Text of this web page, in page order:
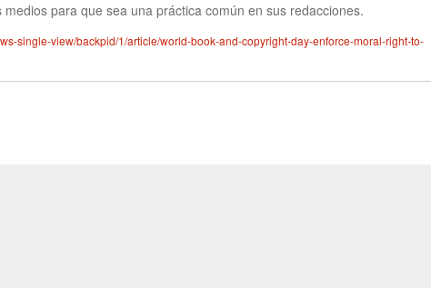
para que sea una práctica común en sus redacciones.
single-view/backpid/1/article/world-book-and-copyright-day-enforce-moral-right-to-